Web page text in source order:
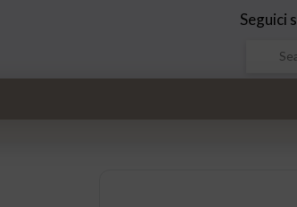
Seguici
Search